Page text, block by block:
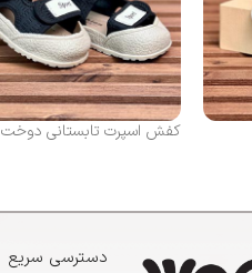
کفش اسپرت تابستانی دوخت sport
دسترسی سریع